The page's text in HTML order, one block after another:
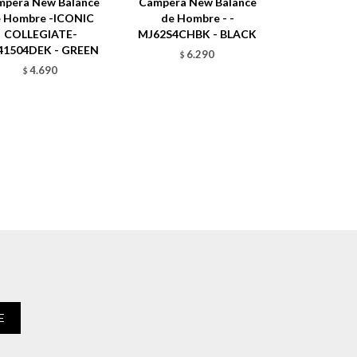
Hombre -ICONIC
COLLEGIATE-
- GREEN
$ 4.690
de Hombre - -
MJ62S4CHBK - BLACK
$ 6.290